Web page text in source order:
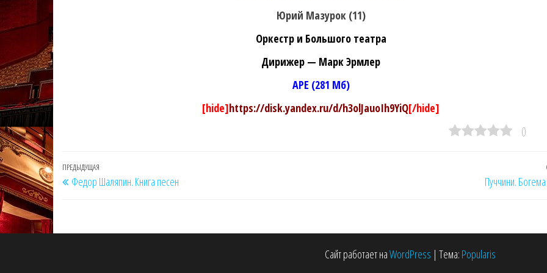
Юрий Мазурок (11)
Оркестр и Большого театра
Дирижер — Марк Эрмлер
APE (281 Мб)
[hide]https://disk.yandex.ru/d/h3olJauoIh9YiQ[/hide]
0
Навигация
по
Предыдущая
запись
ПРЕДЫДУЩАЯ
Федор Шаляпин. Книга песен Пуччини.
Сайт работает наWordPress | Тема: Popularis